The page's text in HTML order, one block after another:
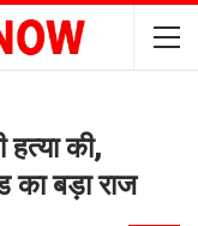
की,
का बड़ा राज